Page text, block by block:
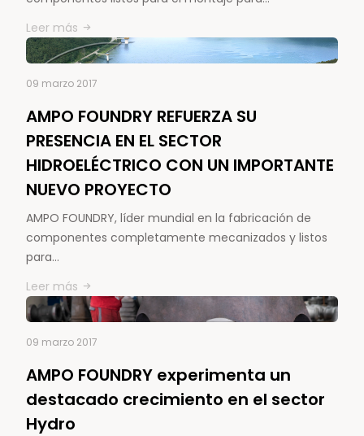
Leer más
09 marzo 2017
AMPO FOUNDRY REFUERZA SU
PRESENCIA EN EL SECTOR
HIDROELÉCTRICO CON UN IMPORTANTE
NUEVO PROYECTO
AMPO FOUNDRY, líder mundial en la fabricación de
componentes completamente mecanizados y listos
para…
Leer más
09 marzo 2017
AMPO FOUNDRY experimenta un
destacado crecimiento en el sector
Hydro